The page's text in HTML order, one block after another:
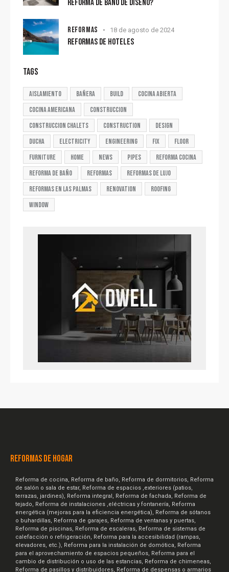
REFORMA DE BAÑO DE DISEÑO?
REFORMAS 18 de agosto de 2024
REFORMAS DE HOTELES
TAGS
aislamiento bañera build
cocina abierta
cocina americana
construccion
construccion chalets
construction
design
ducha
electricity engineering fix
floor
furniture
home news pipes
reforma cocina
reforma de baño
reformas
reformas de lujo
reformas en las palmas
renovation
roofing
window
REFORMAS DE HOGAR
Reforma de cocina, Reforma de baño, Reforma de dormitorios, Reforma
de salón o sala de estar, Reforma de espacios ,exteriores (patios,
terrazas, jardines), Reforma integral, Reforma de fachada, Reforma de
tejado, Reforma de instalaciones ,eléctricas y fontanería, Reforma
energética (mejoras para la eficiencia energética), Reforma de sótanos
o buhardillas, Reforma de garajes, Reforma de ventanas y puertas,
Reforma de piscinas, Reforma de escaleras, Reforma de sistemas de
calefacción o refrigeración, Reforma para la accesibilidad (rampas,
elevadores, etc.), Reforma para la instalación de domótica, Reforma
para el aprovechamiento de espacios pequeños, Reforma para el
cambio de distribución o uso de las estancias, Reforma de chimeneas,
Reforma de pasillos y distribuidores, Reforma de despensas o armarios